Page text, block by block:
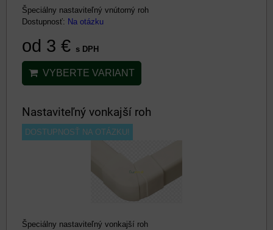
Špeciálny nastaviteľný vnútorný roh
Dostupnosť: Na otázku
od 3 € s DPH
VYBERTE VARIANT
Nastaviteľný vonkajší roh
DOSTUPNOSŤ NA OTÁZKU!
Špeciálny nastaviteľný vonkajší roh